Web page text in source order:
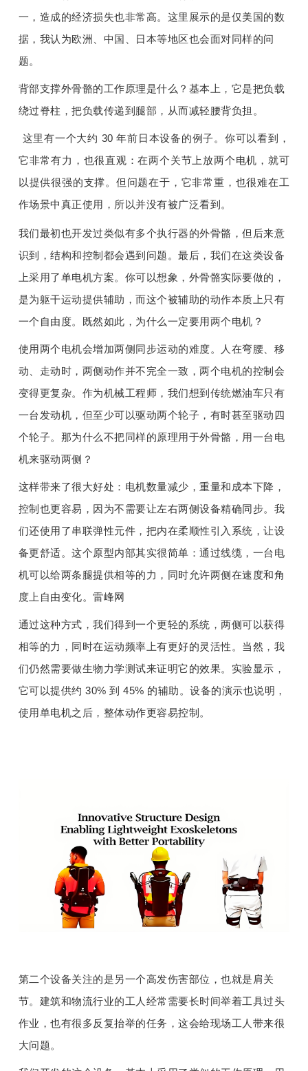
一，造成的经济损失也非常高。这里展示的是仅美国的数
据，我认为欧洲、中国、日本等地区也会面对同样的问
题。
背部支撑外骨骼的工作原理是什么？基本上，它是把负载
绕过脊柱，把负载传递到腿部，从而减轻腰背负担。
这里有一个大约 30 年前日本设备的例子。你可以看到，
它非常有力，也很直观：在两个关节上放两个电机，就可
以提供很强的支撑。但问题在于，它非常重，也很难在工
作场景中真正使用，所以并没有被广泛看到。
我们最初也开发过类似有多个执行器的外骨骼，但后来意
识到，结构和控制都会遇到问题。最后，我们在这类设备
上采用了单电机方案。你可以想象，外骨骼实际要做的，
是为躯干运动提供辅助，而这个被辅助的动作本质上只有
一个自由度。既然如此，为什么一定要用两个电机？
使用两个电机会增加两侧同步运动的难度。人在弯腰、移
动、走动时，两侧动作并不完全一致，两个电机的控制会
变得更复杂。作为机械工程师，我们想到传统燃油车只有
一台发动机，但至少可以驱动两个轮子，有时甚至驱动四
个轮子。那为什么不把同样的原理用于外骨骼，用一台电
机来驱动两侧？
这样带来了很大好处：电机数量减少，重量和成本下降，
控制也更容易，因为不需要让左右两侧设备精确同步。我
们还使用了串联弹性元件，把内在柔顺性引入系统，让设
备更舒适。这个原型内部其实很简单：通过线缆，一台电
机可以给两条腿提供相等的力，同时允许两侧在速度和角
度上自由变化。雷峰网
通过这种方式，我们得到一个更轻的系统，两侧可以获得
相等的力，同时在运动频率上有更好的灵活性。当然，我
们仍然需要做生物力学测试来证明它的效果。实验显示，
它可以提供约 30% 到 45% 的辅助。设备的演示也说明，
使用单电机之后，整体动作更容易控制。
第二个设备关注的是另一个高发伤害部位，也就是肩关
节。建筑和物流行业的工人经常需要长时间举着工具过头
作业，也有很多反复抬举的任务，这会给现场工人带来很
大问题。